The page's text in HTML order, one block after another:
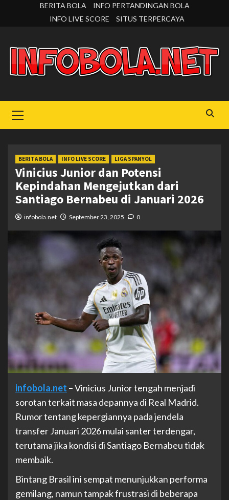
BERITA BOLA
INFO PERTANDINGAN BOLA
INFO LIVE SCORE
SITUS TERPERCAYA
Menu
BERITA BOLA INFO LIVE SCORE LIGA SPANYOL
Vinicius Junior dan Potensi
Kepindahan Mengejutkan dari
Santiago Bernabeu di Januari 2026
infobola.net September 23, 2025 0
infobola.net –Vinicius Junior tengah menjadi
sorotan terkait masa depannya di Real Madrid.
Rumor tentang kepergiannya pada jendela
transfer Januari 2026 mulai santer terdengar,
terutama jika kondisi di Santiago Bernabeu tidak
membaik.
Bintang Brasil ini sempat menunjukkan performa
gemilang, namun tampak frustrasi di beberapa